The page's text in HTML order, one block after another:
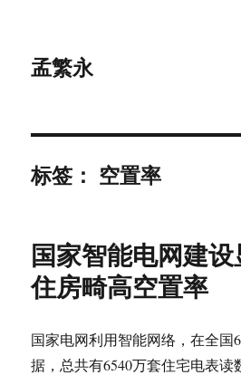
孟繁永
标签： 空置率
国家智能电网建
住房畸高空置率
国家电网利用智能网络，在全国
据，总共有6540万套住宅电表